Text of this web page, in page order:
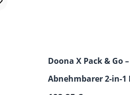
Doona X Pack & Go –
Abnehmbarer 2-in-1